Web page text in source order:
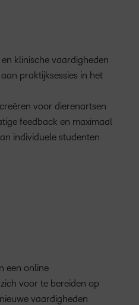
klinische vaardigheden
praktijksessies in het
voor dierenartsen
feedback en maximaal
individuele studenten
een online
voor te bereiden op
vaardigheden